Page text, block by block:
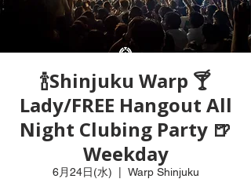
🍾Shinjuku Warp 🍸
Lady/FREE Hangout All
Night Clubing Party 🍺
Weekday
6月24日(水) Warp Shinjuku